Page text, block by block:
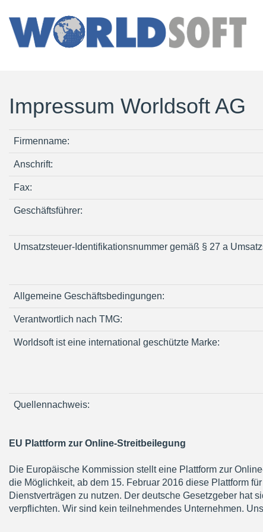
Impressum Worldsoft AG
Firmenname:
Anschrift:
Fax:
Geschäftsführer:
Umsatzsteuer-Identifikationsnummer gemäß § 27 a
Allgemeine Geschäftsbedingungen:
Verantwortlich nach TMG:
Worldsoft ist eine international geschützte Marke:
Quellennachweis:
EU Plattform zur Online-Streitbeilegung
Die Europäische Kommission stellt eine Plattform zur
die Möglichkeit, ab dem 15. Februar 2016 diese Plattform
Dienstverträgen zu nutzen. Der deutsche Gesetzgeber hat
verpflichten. Wir sind kein teilnehmendes Unternehmen.